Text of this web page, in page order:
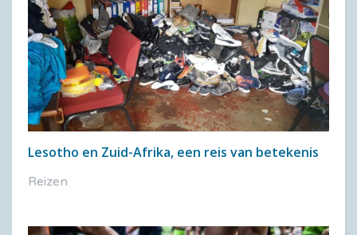
Lesotho en Zuid-Afrika, een reis van betekenis
Reizen